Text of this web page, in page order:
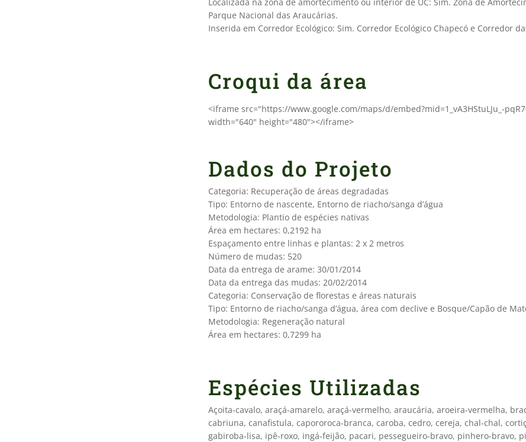
Parque Nacional das Araucárias.
Inserida em Corredor Ecológico: Sim. Corredor Ecológico Chapecó e Corredor
Croqui da área
<iframe src="https://www.google.com/maps/d/embed?mid=1_vA3HStuLJu_-
width="640" height="480"></iframe>
Dados do Projeto
Categoria: Recuperação de áreas degradadas
Tipo: Entorno de nascente, Entorno de riacho/sanga d’água
Metodologia: Plantio de espécies nativas
Área em hectares: 0,2192 ha
Espaçamento entre linhas e plantas: 2 x 2 metros
Número de mudas: 520
Data da entrega de arame: 30/01/2014
Data da entrega das mudas: 20/02/2014
Categoria: Conservação de florestas e áreas naturais
Tipo: Entorno de riacho/sanga d’água, área com declive e Bosque/Capão de
Metodologia: Regeneração natural
Área em hectares: 0,7299 ha
Espécies Utilizadas
Açoita-cavalo, araçá-amarelo, araçá-vermelho, araucária, aroeira-vermelha,
cabriuna, canafistula, capororoca-branca, caroba, cedro, cereja, chal-chal,
gabiroba-lisa, ipê-roxo, ingá-feijão, pacari, pessegueiro-bravo, pinhero-bravo,